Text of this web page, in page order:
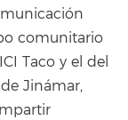
comunitario
Taco y el del
Jinámar,